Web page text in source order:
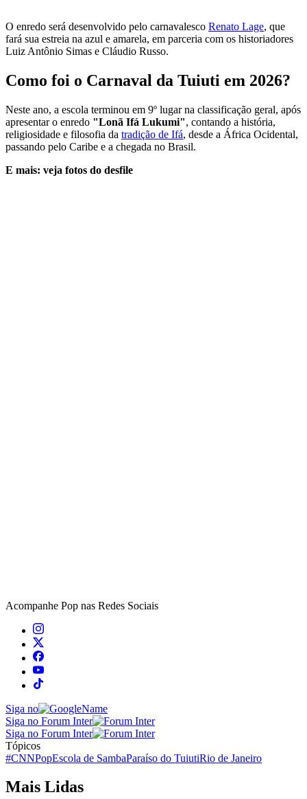
O enredo será desenvolvido pelo carnavalesco Renato Lage, que
fará sua estreia na azul e amarela, em parceria com os historiadores
Luiz Antônio Simas e Cláudio Russo.
Como foi o Carnaval da Tuiuti em 2026?
Neste ano, a escola terminou em 9º lugar na classificação geral, após
apresentar o enredo "Lonã Ifá Lukumi", contando a história,
religiosidade e filosofia da tradição de Ifá, desde a África Ocidental,
passando pelo Caribe e a chegada no Brasil.
E mais: veja fotos do desfile
Acompanhe Pop nas Redes Sociais
Siga no
Siga no Forum Inter
Siga no Forum Inter
Tópicos
#CNNPopEscola de SambaParaíso do TuiutiRio de Janeiro
Mais Lidas